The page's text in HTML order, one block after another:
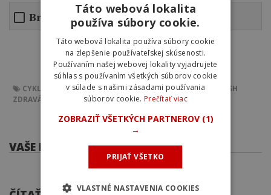
Britskej
CYKLISTIKA MARK CAVENDISHZDRAVÁ STRAVACAVENDISH
ZDRAVÁ VÝŽIVA
CYKLISTICKÁ VÝŽIVA
VAŠE KOMENTÁRE
Táto webová lokalita
používa súbory cookie.
Táto webová lokalita používa súbory cookie
na zlepšenie používateľskej skúsenosti.
Používaním našej webovej lokality vyjadrujete
súhlas s používaním všetkých súborov cookie
v súlade s našimi zásadami používania
súborov cookie. Prečítať viac
ZOBRAZIŤ VŠETKÝCH PARTNEROV (1)
→
PRIJAŤ VŠETKO
VLASTNÉ NASTAVENIA COOKIES